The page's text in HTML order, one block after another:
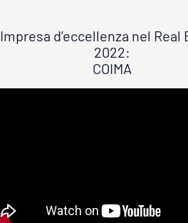
Impresa d’eccellenza nel Real
2022:
COIMA